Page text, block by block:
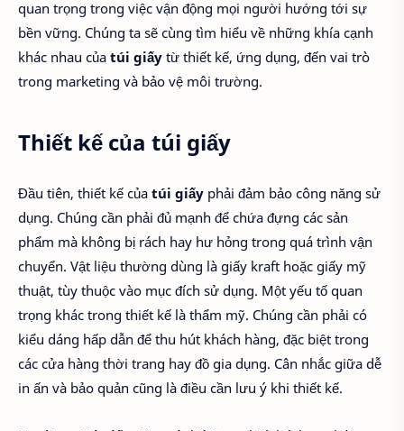
quan trọng trong việc vận động mọi người hướng tới sự
bền vững. Chúng ta sẽ cùng tìm hiểu về những khía cạnh
khác nhau của túi giấy từ thiết kế, ứng dụng, đến vai trò
trong marketing và bảo vệ môi trường.
Thiết kế của túi giấy
Đầu tiên, thiết kế của túi giấy phải đảm bảo công năng sử
dụng. Chúng cần phải đủ mạnh để chứa đựng các sản
phẩm mà không bị rách hay hư hỏng trong quá trình vận
chuyển. Vật liệu thường dùng là giấy kraft hoặc giấy mỹ
thuật, tùy thuộc vào mục đích sử dụng. Một yếu tố quan
trọng khác trong thiết kế là thẩm mỹ. Chúng cần phải có
kiểu dáng hấp dẫn để thu hút khách hàng, đặc biệt trong
các cửa hàng thời trang hay đồ gia dụng. Cân nhắc giữa dễ
in ấn và bảo quản cũng là điều cần lưu ý khi thiết kế.